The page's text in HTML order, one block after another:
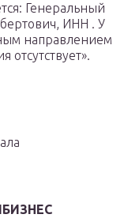
Генеральный
ИНН . У
направлением
отсутствует».